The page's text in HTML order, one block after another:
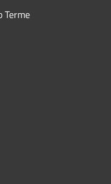
Terme